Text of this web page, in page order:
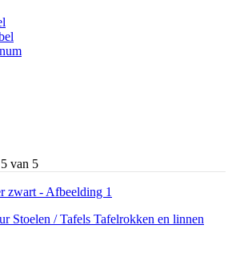
van 5
Stoelen / Tafels Tafelrokken en linnen